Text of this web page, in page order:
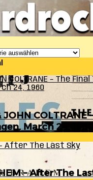
COLTRANE – The
24, 1960
JOHN COLTRANE
March 24, 1960
– After The Last Sky
– After The